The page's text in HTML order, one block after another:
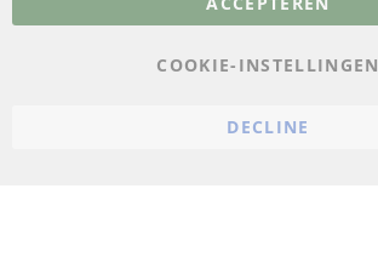
Gegevensbescherming
COOKIE-INSTELLINGEN
DECLINE